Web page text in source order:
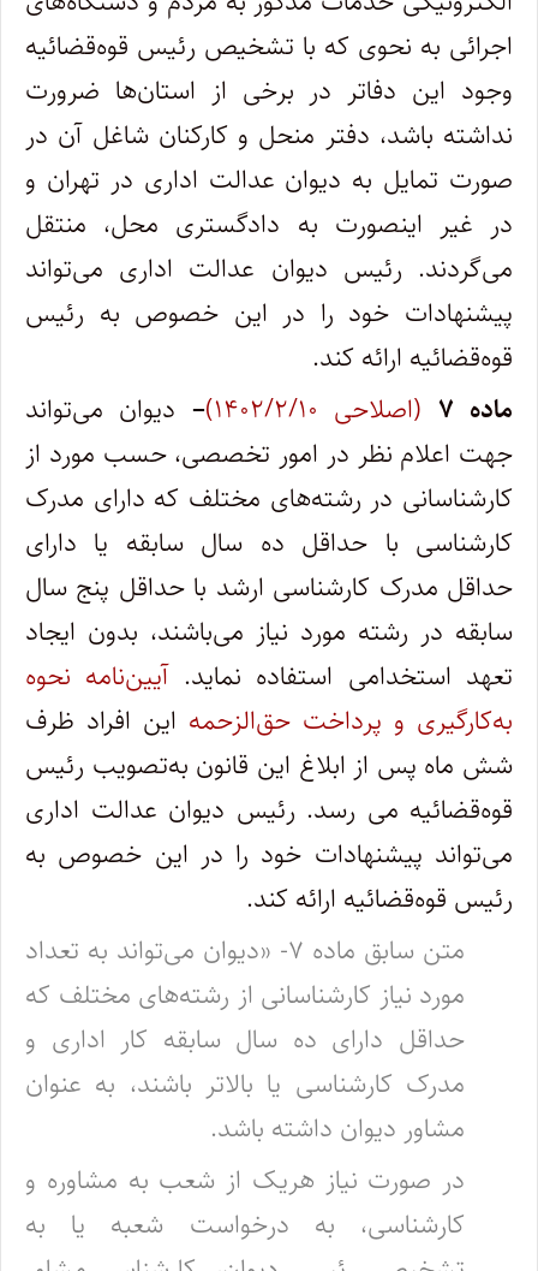
اجرائی به نحوی که با تشخیص رئیس قوه‌قضائیه
وجود این دفاتر در برخی از استان‌ها ضرورت
نداشته باشد، دفتر منحل و کارکنان شاغل آن در
صورت تمایل به دیوان عدالت اداری در تهران و
در غیر اینصورت به دادگستری محل، منتقل
می‌گردند. رئیس دیوان عدالت اداری می‌تواند
پیشنهادات خود را در این خصوص به رئیس
قوه‌قضائیه ارائه کند.
ماده ۷
(اصلاحی ۱۴۰۲/۲/۱۰) – دیوان می‌تواند
جهت اعلام نظر در امور تخصصی، حسب مورد از
کارشناسانی در رشته‌های مختلف که دارای مدرک
کارشناسی با حداقل ده سال سابقه یا دارای
حداقل مدرک کارشناسی ارشد با حداقل پنج سال
سابقه در رشته مورد نیاز می‌باشند، بدون ایجاد
تعهد استخدامی استفاده نماید.آیین‌نامه نحوه
به‌کارگیری و پرداخت حق‌الزحمه این افراد ظرف
شش ماه پس از ابلاغ این قانون به‌تصویب رئیس
قوه‌قضائیه می رسد. رئیس دیوان عدالت اداری
می‌تواند پیشنهادات خود را در این خصوص به
رئیس قوه‌قضائیه ارائه کند.
متن سابق ماده ۷- «دیوان می‌تواند به تعداد
مورد نیاز کارشناسانی از رشته‌های مختلف که
حداقل دارای ده سال سابقه کار اداری و
مدرک کارشناسی یا بالاتر باشند، به عنوان
مشاور دیوان داشته باشد.
در صورت نیاز هریک از شعب به مشاوره و
کارشناسی، به درخواست شعبه یا به